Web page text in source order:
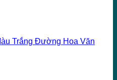
Trắng Đường Hoa Văn